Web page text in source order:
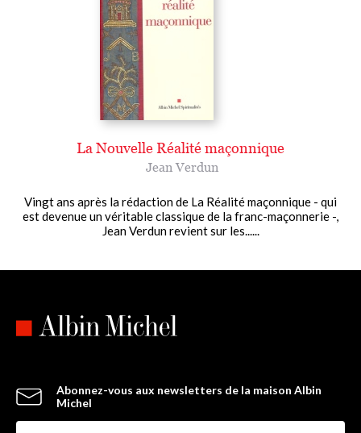
La Nouvelle Réalité maçonnique
Jean Verdun
Vingt ans après la rédaction de La Réalité maçonnique - qui
est devenue un véritable classique de la franc-maçonnerie -,
Jean Verdun revient sur les......
Abonnez-vous aux newsletters de la maison Albin
Michel